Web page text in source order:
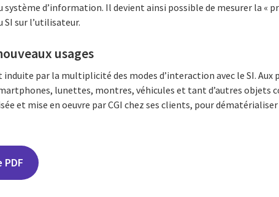
d’information. Il devient ainsi possible de mesurer la «
SI sur l’utilisateur.
usages
induite par la multiplicité des modes d’interaction avec le SI.
lunettes, montres, véhicules et tant d’autres objets
et mise en oeuvre par CGI chez ses clients, pour dématérialiser